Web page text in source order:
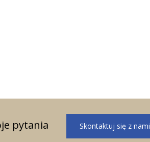
pytania Skontaktuj się z nami